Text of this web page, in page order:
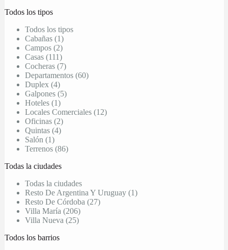
Todos los tipos
Todos los tipos
Cabañas (1)
Campos (2)
Casas (111)
Cocheras (7)
Departamentos (60)
Duplex (4)
Galpones (5)
Hoteles (1)
Locales Comerciales (12)
Oficinas (2)
Quintas (4)
Salón (1)
Terrenos (86)
Todas la ciudades
Todas la ciudades
Resto De Argentina Y Uruguay (1)
Resto De Córdoba (27)
Villa María (206)
Villa Nueva (25)
Todos los barrios